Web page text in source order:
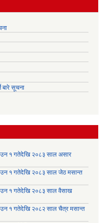
बारे सूचना
१ गतेदेखि २०८३ साल असार
१ गतेदेखि २०८३ साल जेठ मसान्त
१ गतेदेखि २०८३ साल वैसाख
१ गतेदेखि २०८२ साल चैत्र मसान्त